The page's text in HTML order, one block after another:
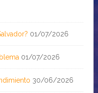
01/07/2026
01/07/2026
30/06/2026